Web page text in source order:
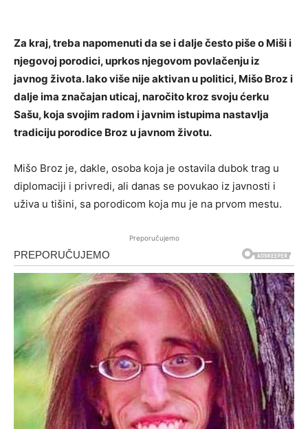
Za kraj, treba napomenuti da se i dalje često piše o Miši i
njegovoj porodici, uprkos njegovom povlačenju iz
javnog života. Iako više nije aktivan u politici, Mišo Broz i
dalje ima značajan uticaj, naročito kroz svoju ćerku
Sašu, koja svojim radom i javnim istupima nastavlja
tradiciju porodice Broz u javnom životu.
Mišo Broz je, dakle, osoba koja je ostavila dubok trag u
diplomaciji i privredi, ali danas se povukao iz javnosti i
uživa u tišini, sa porodicom koja mu je na prvom mestu.
Preporučujemo